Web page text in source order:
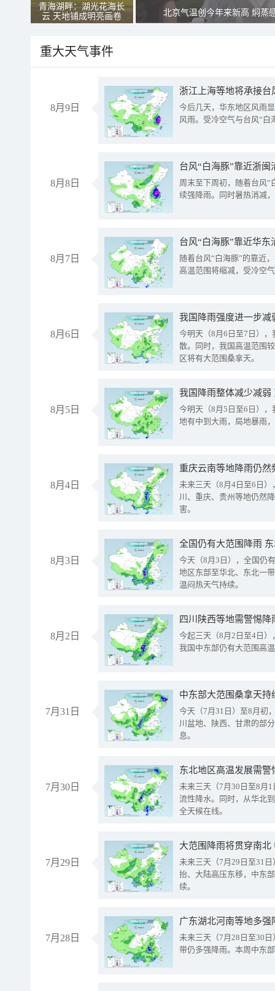
青海湖畔：湖光花海长
云 天地铺成明亮画卷
北京气温创今年来新高 焖蒸
重大天气事件
8月9日
浙江上海等地将承接台
今后几天，华东地区风雨
风雨。受冷空气与台风“白
8月8日
台风“白海豚”靠近浙
周末至下周初，随着台风“
续强降雨。同时暑热消减
8月7日
台风“白海豚”靠近华
随着台风“白海豚”的靠近
高温范围将缩减，受冷空
8月6日
今明天（8月6日至7日）
散。同时，我国高温范围
区将有大范围桑拿天。
8月5日
我国降雨整体减少减弱
今明天（8月5日至6日）
地有中到大雨，局地暴雨
8月4日
重庆云南等地降雨仍然
未来三天（8月4日至6日
川、重庆、贵州等地仍然
害。
8月3日
全国仍有大范围降雨
今天（8月3日），全国仍
地区东部至华北、东北一
温闷热天气持续。
8月2日
今起三天（8月2日至4日
我国中东部仍有大范围高
7月31日
中东部大范围桑拿天
今天（7月31日）至8月初
川盆地、陕西、甘肃的部
息。
7月30日
东北地区高温发展需
未来三天（7月30日至8月
流性降水。同时，从华北
全天候在线。
7月29日
大范围降雨将贯穿南
未来三天（7月29日至31
抬、大陆高压东移，中东
续。
7月28日
广东湖北河南等地多
未来三天（7月28日至30
带仍多强降雨。本周中东